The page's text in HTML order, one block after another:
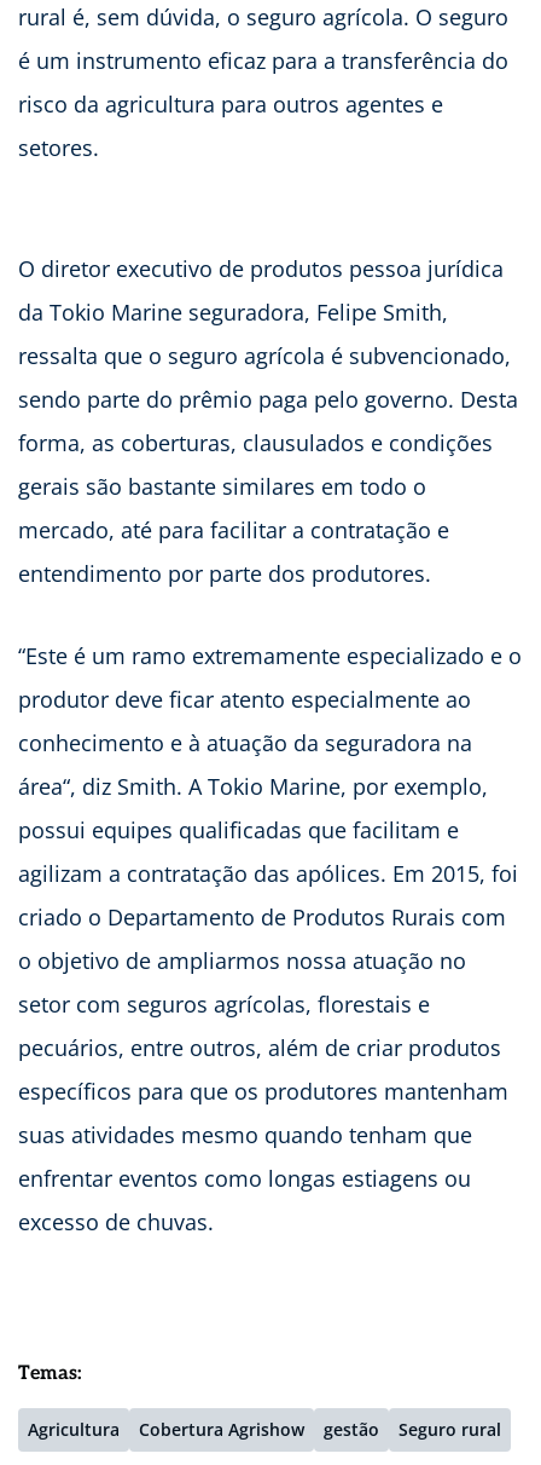
rural é, sem dúvida, o seguro agrícola. O seguro
é um instrumento eficaz para a transferência do
risco da agricultura para outros agentes e
setores.
O diretor executivo de produtos pessoa jurídica
da Tokio Marine seguradora, Felipe Smith,
ressalta que o seguro agrícola é subvencionado,
sendo parte do prêmio paga pelo governo. Desta
forma, as coberturas, clausulados e condições
gerais são bastante similares em todo o
mercado, até para facilitar a contratação e
entendimento por parte dos produtores.
“Este é um ramo extremamente especializado e o
produtor deve ficar atento especialmente ao
conhecimento e à atuação da seguradora na
área“, diz Smith. A Tokio Marine, por exemplo,
possui equipes qualificadas que facilitam e
agilizam a contratação das apólices. Em 2015, foi
criado o Departamento de Produtos Rurais com
o objetivo de ampliarmos nossa atuação no
setor com seguros agrícolas, florestais e
pecuários, entre outros, além de criar produtos
específicos para que os produtores mantenham
suas atividades mesmo quando tenham que
enfrentar eventos como longas estiagens ou
excesso de chuvas.
Temas:
Agricultura Cobertura Agrishow gestão Seguro rural